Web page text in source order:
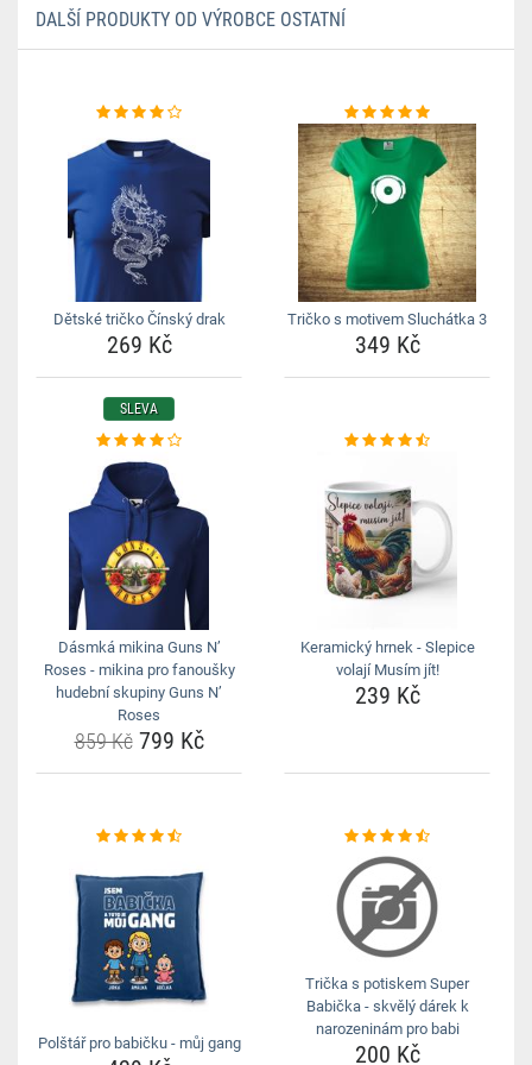
DALŠÍ PRODUKTY OD VÝROBCE OSTATNÍ
Dětské tričko Čínský drak
269 Kč
Tričko s motivem Sluchátka 3
349 Kč
SLEVA
Dásmká mikina Guns N’
Roses - mikina pro fanoušky
hudební skupiny Guns N’
Roses
859 Kč799 Kč
Keramický hrnek - Slepice
volají Musím jít!
239 Kč
Polštář pro babičku - můj gang
Trička s potiskem Super
Babička - skvělý dárek k
narozeninám pro babi
200 Kč